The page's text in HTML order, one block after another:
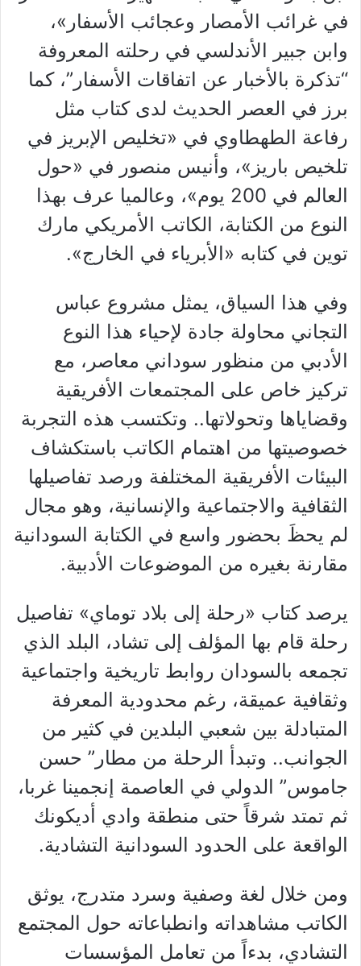
في غرائب الأمصار وعجائب الأسفار»،
وابن جبير الأندلسي في رحلته المعروفة
“تذكرة بالأخبار عن اتفاقات الأسفار”، كما
برز في العصر الحديث لدى كتاب مثل
رفاعة الطهطاوي في «تخليص الإبريز في
تلخيص باريز»، وأنيس منصور في «حول
العالم في 200 يوم»، وعالميا عرف بهذا
النوع من الكتابة، الكاتب الأمريكي مارك
توين في كتابه «الأبرياء في الخارج».
وفي هذا السياق، يمثل مشروع عباس
التجاني محاولة جادة لإحياء هذا النوع
الأدبي من منظور سوداني معاصر، مع
تركيز خاص على المجتمعات الأفريقية
وقضاياها وتحولاتها.. وتكتسب هذه التجربة
خصوصيتها من اهتمام الكاتب باستكشاف
البيئات الأفريقية المختلفة ورصد تفاصيلها
الثقافية والاجتماعية والإنسانية، وهو مجال
لم يحظَ بحضور واسع في الكتابة السودانية
مقارنة بغيره من الموضوعات الأدبية.
يرصد كتاب «رحلة إلى بلاد توماي» تفاصيل
رحلة قام بها المؤلف إلى تشاد، البلد الذي
تجمعه بالسودان روابط تاريخية واجتماعية
وثقافية عميقة، رغم محدودية المعرفة
المتبادلة بين شعبي البلدين في كثير من
الجوانب.. وتبدأ الرحلة من مطار” حسن
جاموس” الدولي في العاصمة إنجمينا غربا،
ثم تمتد شرقاً حتى منطقة وادي أديكونك
الواقعة على الحدود السودانية التشادية.
ومن خلال لغة وصفية وسرد متدرج، يوثق
الكاتب مشاهداته وانطباعاته حول المجتمع
التشادي، بدءاً من تعامل المؤسسات